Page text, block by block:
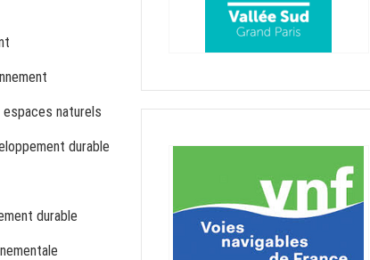
naturels
durable
durable